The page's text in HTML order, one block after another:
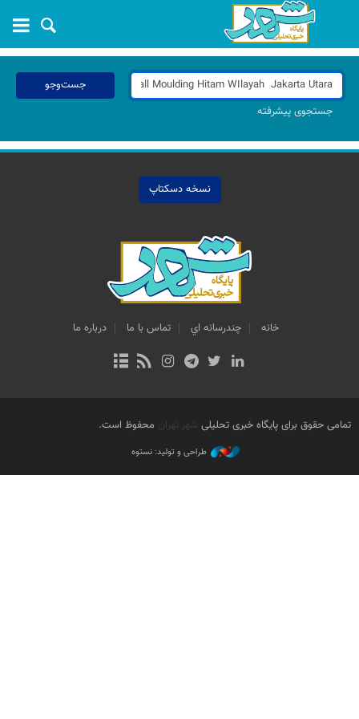
جست‌وجو
جستجوی پیشرفته
نسخه دسکتاپ
خانه چندرسانه اي تماس با ما درباره ما
تمامی حقوق برای پایگاه خبری تحلیلی شهر تهران محفوظ است.
طراحی و تولید: نستوه